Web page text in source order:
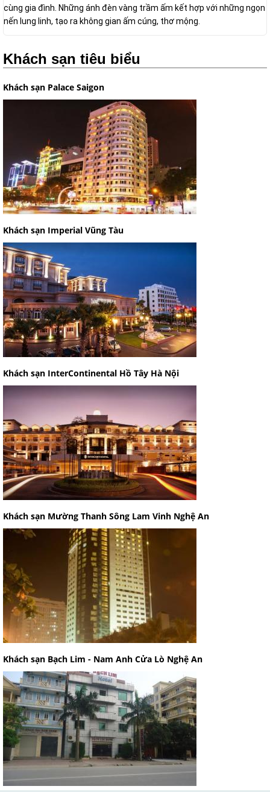
cùng gia đình. Những ánh đèn vàng trầm ấm kết hợp với những ngọn
nến lung linh, tạo ra không gian ấm cúng, thơ mộng.
Khách sạn tiêu biểu
Khách sạn Palace Saigon
Khách sạn Imperial Vũng Tàu
Khách sạn InterContinental Hồ Tây Hà Nội
Khách sạn Mường Thanh Sông Lam Vinh Nghệ An
Khách sạn Bạch Lim - Nam Anh Cửa Lò Nghệ An